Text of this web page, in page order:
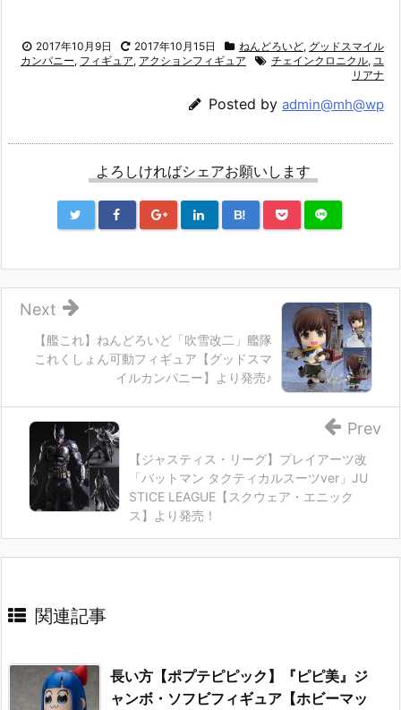
2017年10月9日 2017年10月15日 ねんどろいど, グッドスマイル
カンパニー, フィギュア, アクションフィギュア チェインクロニクル, ユ
リアナ
Posted by admin@mh@wp
よろしければシェアお願いします
B!
【艦これ】ねんどろいど「吹雪改二」艦隊
これくしょん可動フィギュア【グッドスマ
イルカンパニー】より発売♪
Next
【ジャスティス・リーグ】プレイアーツ改
「バットマン タクティカルスーツver」JU
STICE LEAGUE【スクウェア・エニック
ス】より発売！
Prev
関連記事
長い方【ポプテピピック】『ピピ美』ジ
ャンボ・ソフビフィギュア【ホビーマッ